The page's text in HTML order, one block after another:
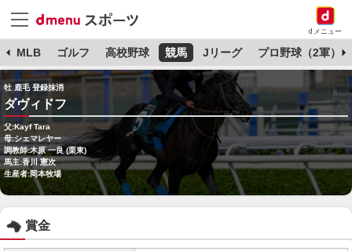
dメニュー
MLB ゴルフ 高校野球 競馬 Jリーグ プロ野球（2軍）
牡 鹿毛 登録抹消
ダヴィドフ
父:Kayf Tara
母:シェマレヤー
調教師:木原 一良 (栗東)
馬主:香川 憲次
生産者:岡本牧場
賞金